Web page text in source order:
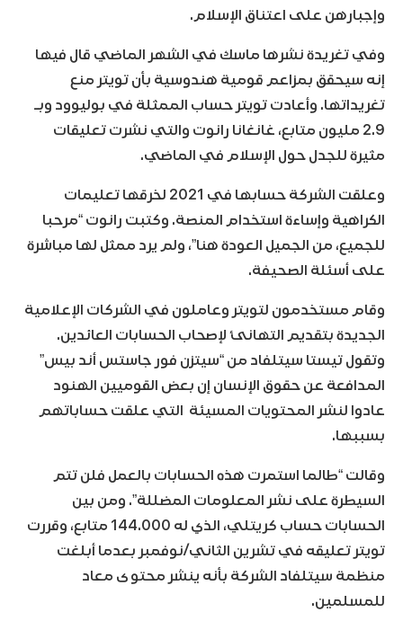
وإجبارهن على اعتناق الإسلام.
وفي تغريدة نشرها ماسك في الشهر الماضي قال فيها
إنه سيحقق بمزاعم قومية هندوسية بأن تويتر منع
تغريداتها. وأعادت تويتر حساب الممثلة في بوليوود وبـ
2.9 مليون متابع، غانغانا رانوت والتي نشرت تعليقات
مثيرة للجدل حول الإسلام في الماضي.
وعلقت الشركة حسابها في 2021 لخرقها تعليمات
الكراهية وإساءة استخدام المنصة. وكتبت رانوت “مرحبا
للجميع، من الجميل العودة هنا”، ولم يرد ممثل لها مباشرة
على أسئلة الصحيفة.
وقام مستخدمون لتويتر وعاملون في الشركات الإعلامية
الجديدة بتقديم التهانئ لإصحاب الحسابات العائدين.
وتقول تيستا سيتلفاد من “سيتزن فور جاستس أند بيس”
المدافعة عن حقوق الإنسان إن بعض القوميين الهنود
عادوا لنشر المحتويات المسيئة التي علقت حساباتهم
بسببها.
وقالت “طالما استمرت هذه الحسابات بالعمل فلن تتم
السيطرة على نشر المعلومات المضللة”. ومن بين
الحسابات حساب كريتلي، الذي له 144.000 متابع، وقررت
تويتر تعليقه في تشرين الثاني/نوفمبر بعدما أبلغت
منظمة سيتلفاد الشركة بأنه ينشر محتوى معاد
للمسلمين.